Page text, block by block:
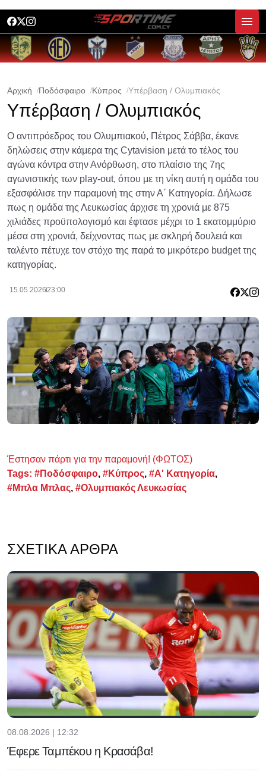
Αρχική Ποδόσφαιρο Κύπρος Υπέρβαση / Ολυμπιακός
Υπέρβαση / Ολυμπιακός
Ο αντιπρόεδρος του Ολυμπιακού, Πέτρος Σάββα, έκανε
δηλώσεις στην κάμερα της Cytavision μετά το τέλος του
αγώνα κόντρα στην Ανόρθωση, στο πλαίσιο της 7ης
αγωνιστικής των play-out, όπου με τη νίκη αυτή η ομάδα του
εξασφάλισε την παραμονή της στην Α΄ Κατηγορία. Δήλωσε
πως η ομάδα της Λευκωσίας άρχισε τη χρονιά με 875
χιλιάδες προϋπολογισμό και έφτασε μέχρι το 1 εκατομμύριο
μέσα στη χρονιά, δείχνοντας πως με σκληρή δουλειά και
ταλέντο πέτυχε τον στόχο της παρά το μικρότερο budget της
κατηγορίας.
15.05.202623:00
Έστησαν πάρτι για την παραμονή! (ΦΩΤΟΣ)
Tags: #Ποδόσφαιρο, #Κύπρος, #Α' Κατηγορία,
#Μπλα Μπλας, #Ολυμπιακός Λευκωσίας
ΣΧΕΤΙΚΆ ΆΡΘΡΑ
08.08.2026 | 12:32
Έφερε Ταμπέκου η Κρασάβα!